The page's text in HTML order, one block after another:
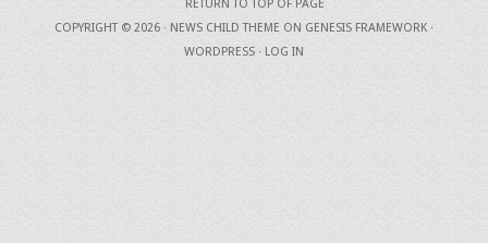
RETURN TO TOP OF PAGE
COPYRIGHT © 2026 · NEWS CHILD THEME ON GENESIS FRAMEWORK ·
WORDPRESS · LOG IN